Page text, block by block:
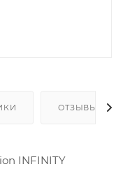
ОТЗЫВЫ
INFINITY